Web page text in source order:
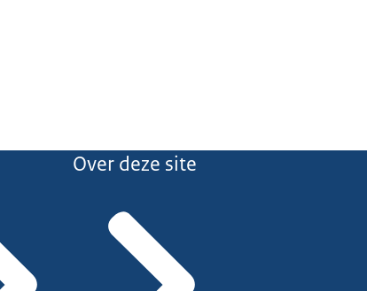
Over deze site